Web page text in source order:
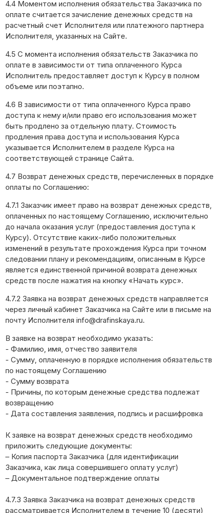
4.4 Моментом исполнения обязательства Заказчика по
оплате считается зачисление денежных средств на
расчетный счет Исполнителя или платежного партнера
Исполнителя, указанных на Сайте.
4.5 С момента исполнения обязательств Заказчика по
оплате в зависимости от типа оплаченного Курса
Исполнитель предоставляет доступ к Курсу в полном
объеме или поэтапно.
4.6 В зависимости от типа оплаченного Курса право
доступа к нему и/или право его использования может
быть продлено за отдельную плату. Стоимость
продления права доступа и использования Курса
указывается Исполнителем в разделе Курса на
соответствующей странице Сайта.
4.7 Возврат денежных средств, перечисленных в порядке
оплаты по Соглашению:
4.7.1 Заказчик имеет право на возврат денежных средств,
оплаченных по настоящему Соглашению, исключительно
до начала оказания услуг (предоставления доступа к
Курсу). Отсутствие каких-либо положительных
изменений в результате прохождения Курса при точном
следовании плану и рекомендациям, описанным в Курсе
является единственной причиной возврата денежных
средств после нажатия на кнопку «Начать курс».
4.7.2 Заявка на возврат денежных средств направляется
через личный кабинет Заказчика на Сайте или в письме на
почту Исполнителя info@drafinskaya.ru.
В заявке на возврат необходимо указать:
- Фамилию, имя, отчество заявителя
- Сумму, оплаченную в порядке исполнения обязательств
по настоящему Соглашению
- Сумму возврата
- Причины, по которым денежные средства подлежат
возвращению
- Дата составления заявления, подпись и расшифровка
К заявке на возврат денежных средств необходимо
приложить следующие документы:
– Копия паспорта Заказчика (для идентификации
Заказчика, как лица совершившего оплату услуг)
– Документальное подтверждение оплаты
4.7.3 Заявка Заказчика на возврат денежных средств
рассматривается Исполнителем в течение 10 (десяти)